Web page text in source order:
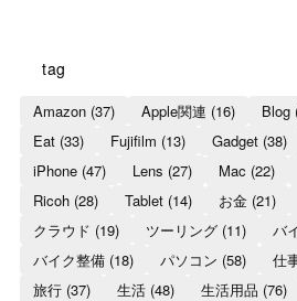
tag
Amazon(37) Apple関連 (16) Blog
Eat(33) Fujifilm (13) Gadget(38)
iPhone(47) Lens (27) Mac (22)
Ricoh(28) Tablet(14) お金(21)
クラウド (19) ツーリング(11) バ
バイク整備(18) パソコン (58) 仕
旅行(37) 生活(48) 生活用品 (76)